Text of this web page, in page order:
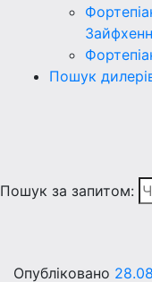
Пошук
Пошук за запитом:
Опубліковано